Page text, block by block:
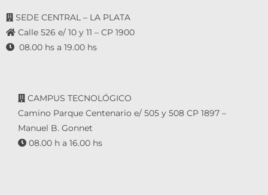
SEDE CENTRAL – LA PLATA
Calle 526 e/ 10 y 11 – CP 1900
08.00 hs a 19.00 hs
CAMPUS TECNOLÓGICO
Camino Parque Centenario e/ 505 y 508 CP 1897 –
Manuel B. Gonnet
08.00 h a 16.00 hs